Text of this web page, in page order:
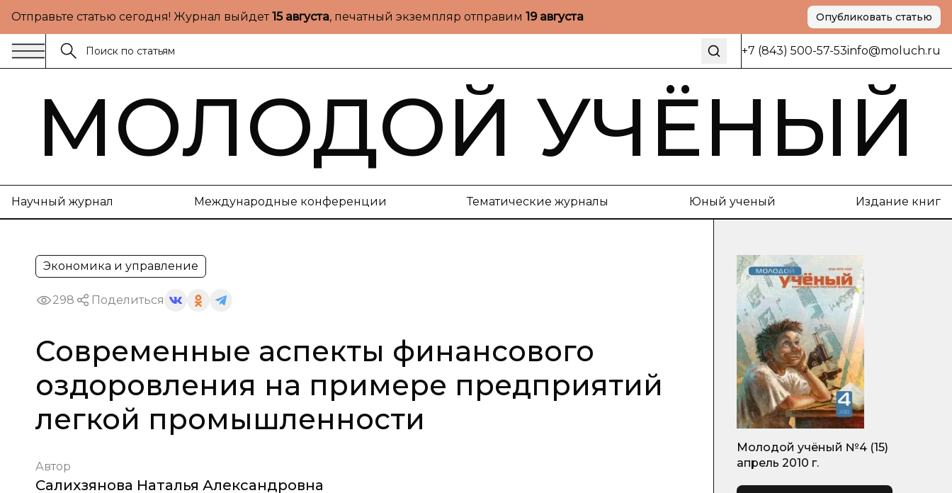
Отправьте статью сегодня! Журнал выйдет15 августа, печатный экземпляр отправим 19 августа Опубликовать статью
+7 (843) 500-57-53info@moluch.ru
МОЛОДОЙ УЧЁНЫЙ
Научный журнал Международные конференции Тематические журналы Юный ученый Издание книг
Экономика и управление
298 Поделиться
Современные аспекты финансового
оздоровления на примере предприятий
легкой промышленности
Автор
Салихзянова Наталья Александровна
Молодой учёный №4 (15)
апрель 2010 г.